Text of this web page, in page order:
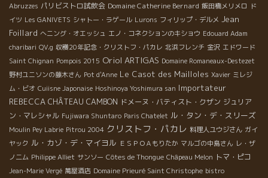
Abruzzes パリビストロ試飲会 Domaine Catherine Bernard 飯田橋メリメロ ド
イツ Les GANIVETS シャトー・ラゲール Lurons フィリップ・デルメ Jean
Foillard へニング・オエッシュ エノ・コネクションのキショウ Edouard Adam
charibari QV.g 収穫20年記念・クリストフ・パカレ 北浜フレンチ 金沢 エドワード
Saint Chignan Pompois 2015 Oriol ARTIGAS Domaine Romaneaux-Destezet
野村ユニソンの藤木さん Pot d'Anne Le Casot des Mailloles Xavier ミレジ
ム・ビオ Cuiisne Japonaise Hoshinoya Yoshimura san Importateur
REBECCA CHÂTEAU CAMBON ドメーヌ・バティスト・クザン ジュリア
ン・マレシャル Fujiwara Shuntaro Paris Chatelet ル・タン・デ・スリーズ
Moulin Pey Labrie Pitrou 2004 クリストフ・パカレ 料理人ユウジさん ガイ
ヤック ル・カゾ・デ・マイヨル ＥＳＰＯＡもりたか マルゴの中島さん レ・ザ
ノ二ム Philippe Alliet サンソー Côtes de Thongue Châpeau Melon トマ・ピコ
Jean-Marie Vergé 萬屋酒店 Domaine Prieuré Saint Christophe bistro